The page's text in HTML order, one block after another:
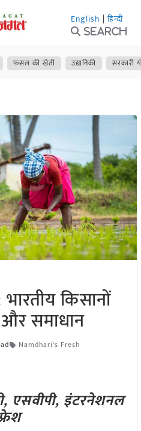
English | हिन्दी
Search
फसल की खेती उद्यानिकी सरकारी
किसानों
समाधान
Namdhari's Fresh
एसवीपी, इंटरनेशनल